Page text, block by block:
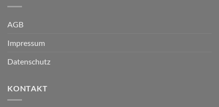
AGB
Impressum
Datenschutz
KONTAKT